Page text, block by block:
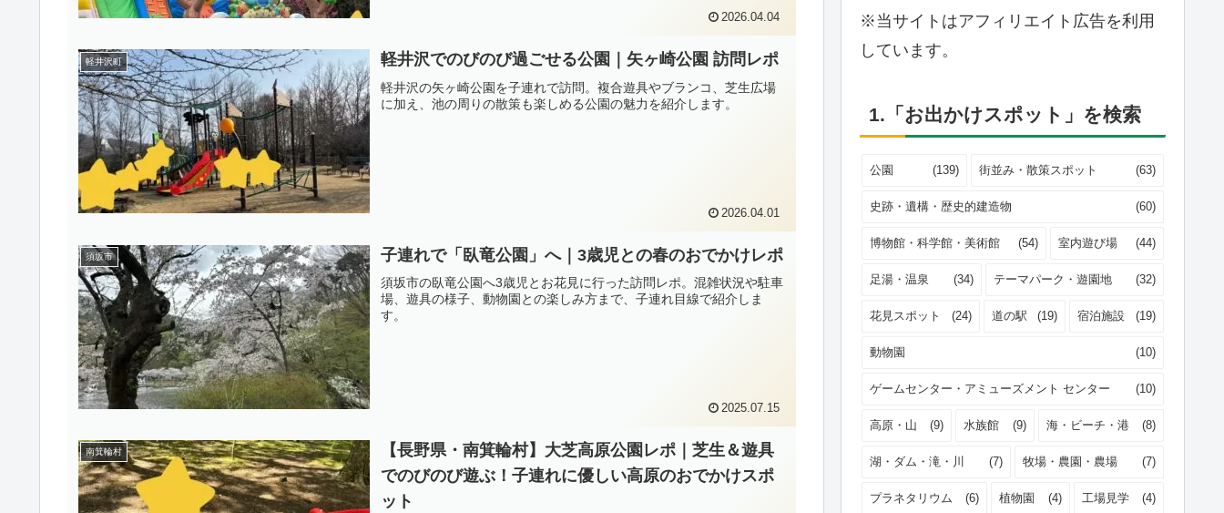
2026.04.04
軽井沢町 軽井沢でのびのび過ごせる公園｜矢ヶ崎公園 訪問レポ
軽井沢の矢ヶ崎公園を子連れで訪問。複合遊具やブランコ、芝生広場
に加え、池の周りの散策も楽しめる公園の魅力を紹介します。
2026.04.01
須坂市 子連れで「臥竜公園」へ｜3歳児との春のおでかけレポ
須坂市の臥竜公園へ3歳児とお花見に行った訪問レポ。混雑状況や駐車
場、遊具の様子、動物園との楽しみ方まで、子連れ目線で紹介しま
す。
2025.07.15
南箕輪村
【長野県・南箕輪村】大芝高原公園レポ｜芝生＆遊具
でのびのび遊ぶ！子連れに優しい高原のおでかけスポ
ット
※当サイトはアフィリエイト広告を利用
しています。
1.「お出かけスポット」を検索
公園 (139) 街並み・散策スポット (63)
史跡・遺構・歴史的建造物 (60)
博物館・科学館・美術館 (54) 室内遊び場 (44)
足湯・温泉 (34) テーマパーク・遊園地 (32)
花見スポット (24) 道の駅 (19) 宿泊施設 (19)
動物園 (10)
ゲームセンター・アミューズメント センター (10)
高原・山 (9) 水族館 (9) 海・ビーチ・港 (8)
湖・ダム・滝・川 (7) 牧場・農園・農場 (7)
プラネタリウム (6) 植物園 (4) 工場見学 (4)